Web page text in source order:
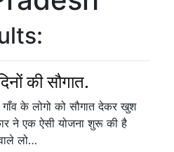
की सौगात.
गाँव के लोगो को सौगात देकर खुश
ने एक ऐसी योजना शुरू की है
लो…